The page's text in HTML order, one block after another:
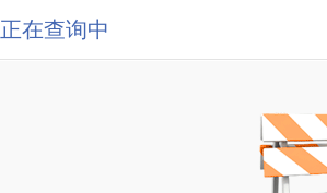
正在查询中